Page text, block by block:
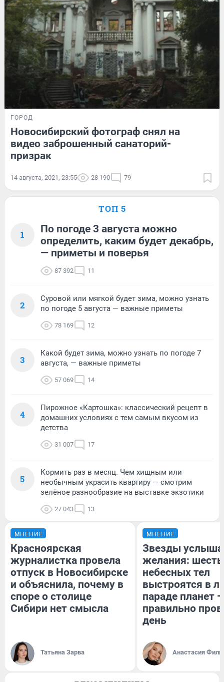
ГОРОД
Новосибирский фотограф снял на
видео заброшенный санаторий-
призрак
14 августа, 2021, 23:55 28 190 79
ТОП 5
1
По погоде 3 августа можно
определить, каким будет декабрь,
— приметы и поверья
87 392 11
2
Суровой или мягкой будет зима, можно узнать
по погоде 5 августа — важные приметы
78 169 12
3
Какой будет зима, можно узнать по погоде 7
августа, — важные приметы
57 069 14
4
Пирожное «Картошка»: классический рецепт в
домашних условиях с тем самым вкусом из
детства
31 007 17
5
Кормить раз в месяц. Чем хищным или
необычным украсить квартиру — смотрим
зелёное разнообразие на выставке экзотики
27 043 13
МНЕНИЕ
Красноярская
журналистка провела
отпуск в Новосибирске
и объяснила, почему в
споре о столице
Сибири нет смысла
Татьяна Зарва
МНЕНИЕ
Звезды
желания: шесть
небесных тел
выстроятся в
параде планет
правильно
день
Анастасия